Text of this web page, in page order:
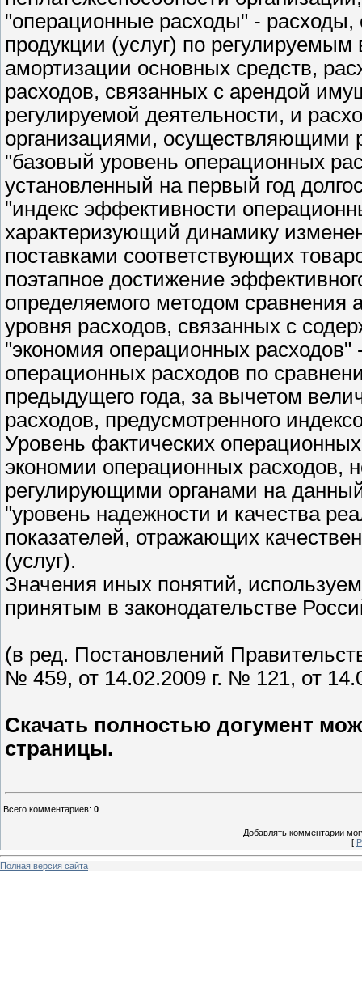
"операционные расходы" -
продукции (услуг) по
амортизации основных средств,
расходов, связанных с арендой
регулируемой деятельности, и
организациями, осуществляющими
"базовый уровень операционных
установленный на первый год
"индекс эффективности
характеризующий динамику
поставками соответствующих
поэтапное достижение
определяемого методом сравнения
уровня расходов, связанных с
"экономия операционных
операционных расходов по
предыдущего года, за вычетом
расходов, предусмотренного
Уровень фактических
экономии операционных расходов,
регулирующими органами на
"уровень надежности и качества
показателей, отражающих
(услуг).
Значения иных понятий,
принятым в законодательстве
(в ред. Постановлений
№ 459, от 14.02.2009 г. № 121, от
Скачать полностью догумент
страницы.
Всего комментариев: 0
Добавлять комментарии
[
Полная версия сайта